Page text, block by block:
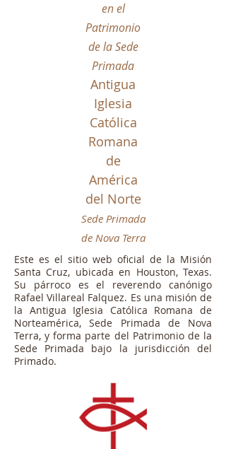
en el
Patrimonio
de la Sede
Primada
Antigua
Iglesia
Católica
Romana
de
América
del Norte
Sede Primada
de Nova Terra
Este es el sitio web oficial de la Misión
Santa Cruz, ubicada en Houston, Texas.
Su párroco es el reverendo canónigo
Rafael Villareal Falquez. Es una misión de
la Antigua Iglesia Católica Romana de
Norteamérica, Sede Primada de Nova
Terra, y forma parte del Patrimonio de la
Sede Primada bajo la jurisdicción del
Primado.